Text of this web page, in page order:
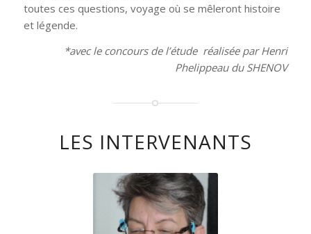
toutes ces questions, voyage où se mêleront histoire
et légende.
*avec le concours de l’étude réalisée par Henri
Phelippeau du SHENOV
LES INTERVENANTS